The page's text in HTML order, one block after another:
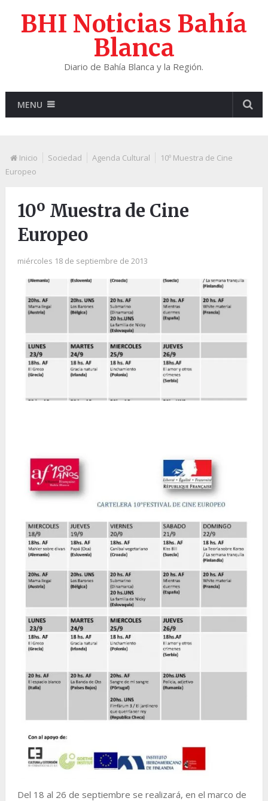
BHI Noticias Bahía
Blanca
Diario de Bahía Blanca y la Región.
MENU
Inicio Sociedad Agenda Cultural
10º Muestra de Cine
Europeo
10º Muestra de Cine
Europeo
miércoles 18 de septiembre de 2013
Del 18 al 26 de septiembre se realizará, en el marco de